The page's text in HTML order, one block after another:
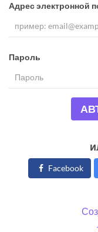
Адрес электронной
Пароль
Facebook